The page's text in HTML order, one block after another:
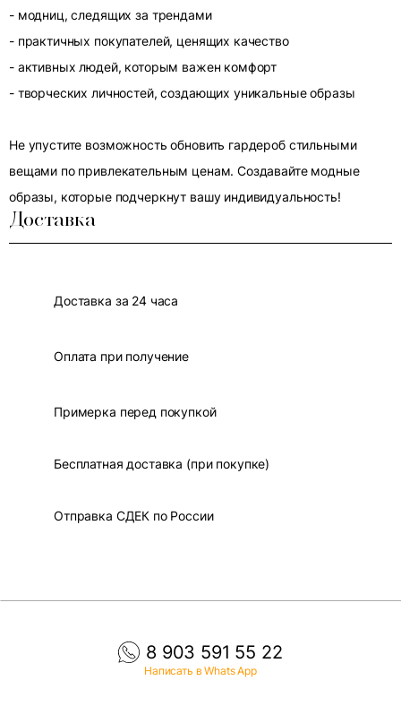
- модниц, следящих за трендами
- практичных покупателей, ценящих качество
- активных людей, которым важен комфорт
- творческих личностей, создающих уникальные образы
Не упустите возможность обновить гардероб стильными
вещами по привлекательным ценам. Создавайте модные
образы, которые подчеркнут вашу индивидуальность!
Доставка
Доставка за 24 часа
Оплата при получение
Примерка перед покупкой
Бесплатная доставка (при покупке)
Отправка СДЕК по России
8 903 591 55 22
Написать в Whats App